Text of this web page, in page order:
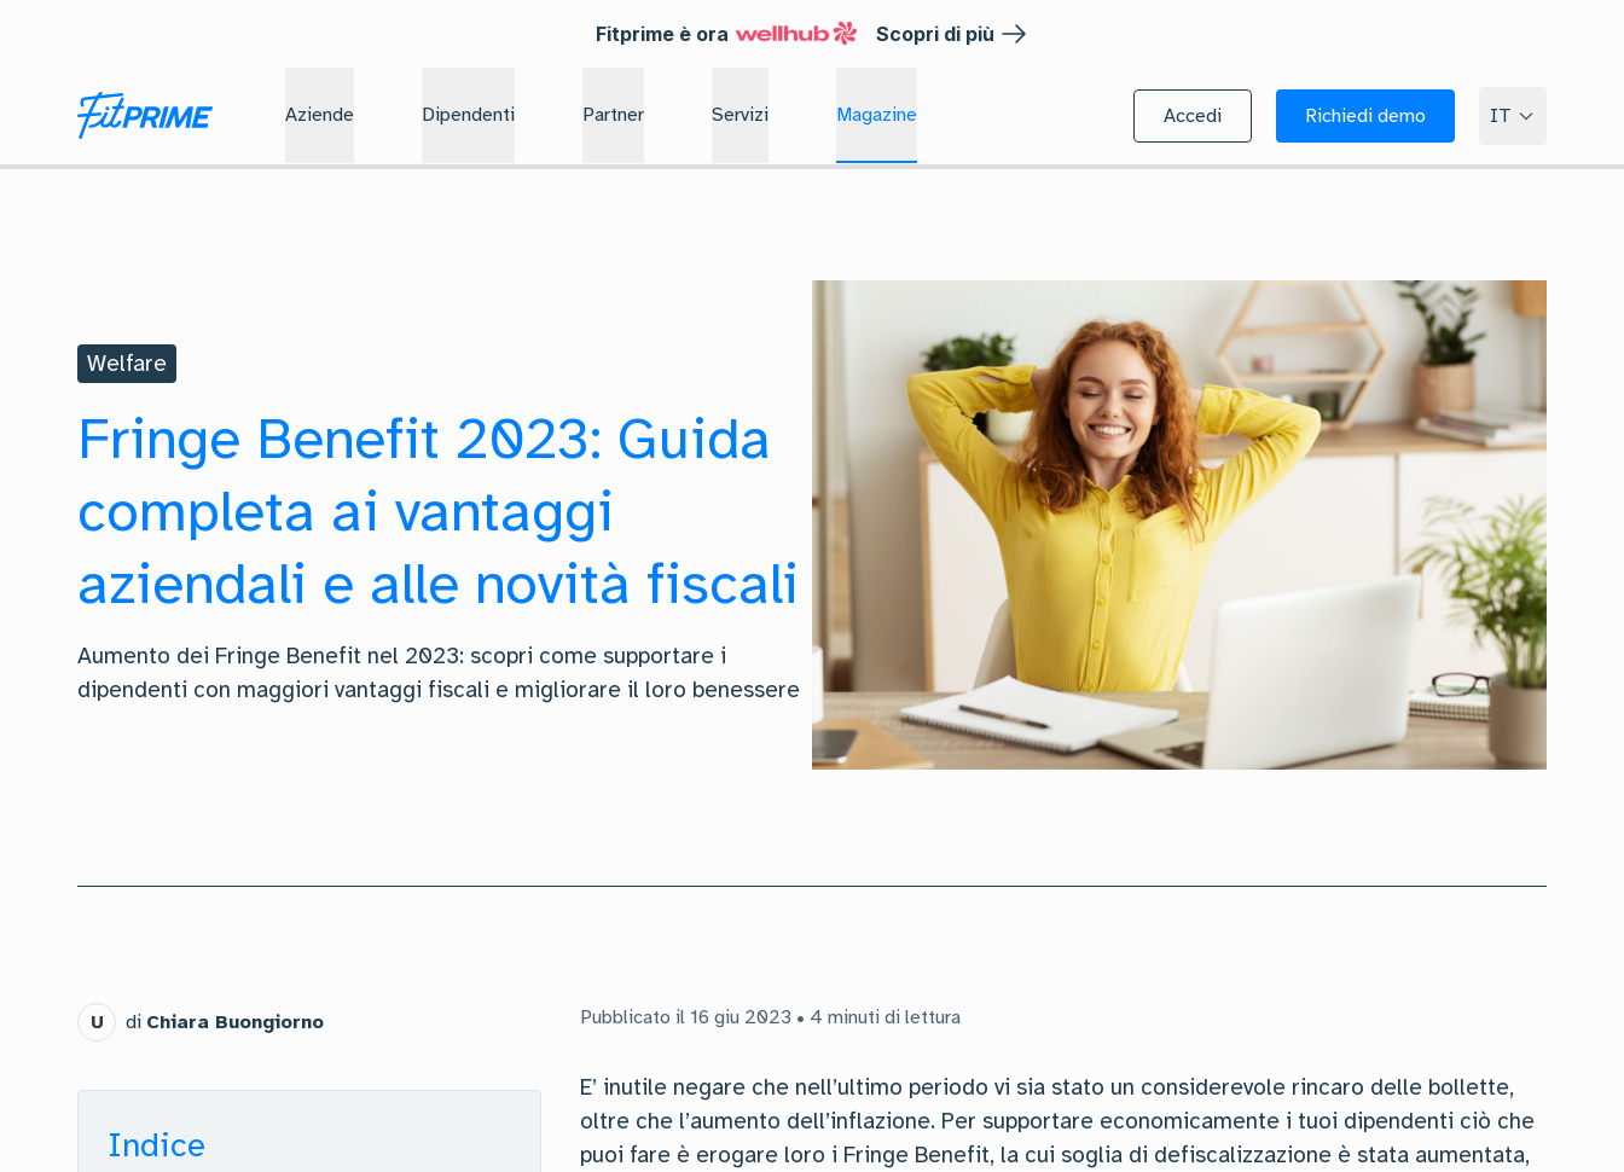
Fitprime è ora Scopri di più
Aziende Dipendenti Partner Servizi Magazine Accedi Richiedi demo IT
Welfare
Fringe Benefit 2023: Guida
completa ai vantaggi
aziendali e alle novità fiscali
Aumento dei Fringe Benefit nel 2023: scopri come supportare i
dipendenti con maggiori vantaggi fiscali e migliorare il loro benessere
U di Chiara Buongiorno
Indice
Pubblicato il 16 giu 2023 • 4 minuti di lettura
E’ inutile negare che nell’ultimo periodo vi sia stato un considerevole rincaro delle bollette,
oltre che l’aumento dell’inflazione. Per supportare economicamente i tuoi dipendenti ciò che
puoi fare è erogare loro i Fringe Benefit, la cui soglia di defiscalizzazione è stata aumentata,